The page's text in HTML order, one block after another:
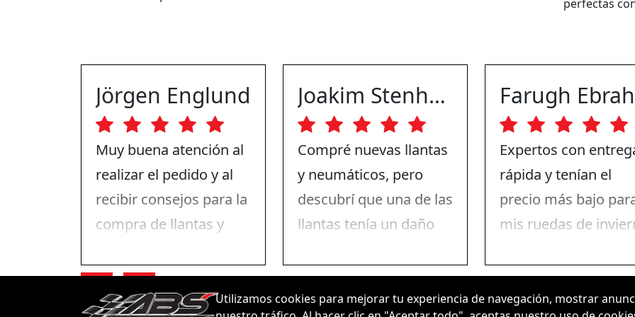
Utilizamos cookies para mejorar tu experiencia de navegación, mostrar
perfectas
Jörgen Englund
Muy buena atención al
realizar el pedido y al
recibir consejos para la
compra de llantas y
hacer el cambio, todo
fue rápido.
Joakim Stenhammar
Compré nuevas llantas
y neumáticos, pero
descubrí que una de las
llantas tenía un daño
en contacto con ABS
Wheels y ellos lo
Expertos con
rápida y tenían el
precio más bajo
mis ruedas de
solo para